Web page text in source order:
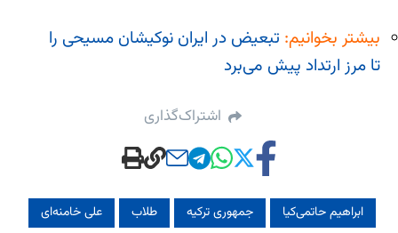
بیشتر بخوانیم: تبعیض در ایران نوکیشان مسیحی را
تا مرز ارتداد پیش می‌برد
اشتراک‌گذاری
ابراهیم حاتمی‌کیا جمهوری ترکیه طلاب علی خامنه‌ای